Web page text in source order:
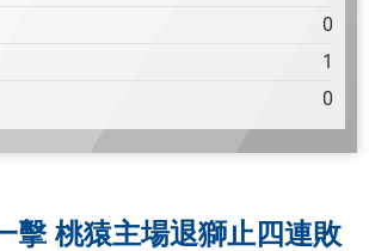
0
1
0
擊 桃猿主場退獅止四連敗